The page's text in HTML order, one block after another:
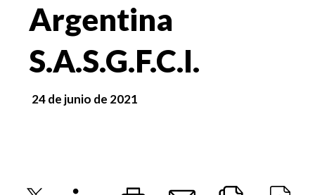
Argentina
S.A.S.G.F.C.I.
24 de junio de 2021